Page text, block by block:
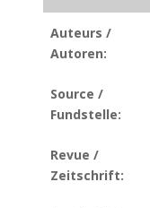
Auteurs /
Autoren:
Source /
Fundstelle:
Revue /
Zeitschrift: